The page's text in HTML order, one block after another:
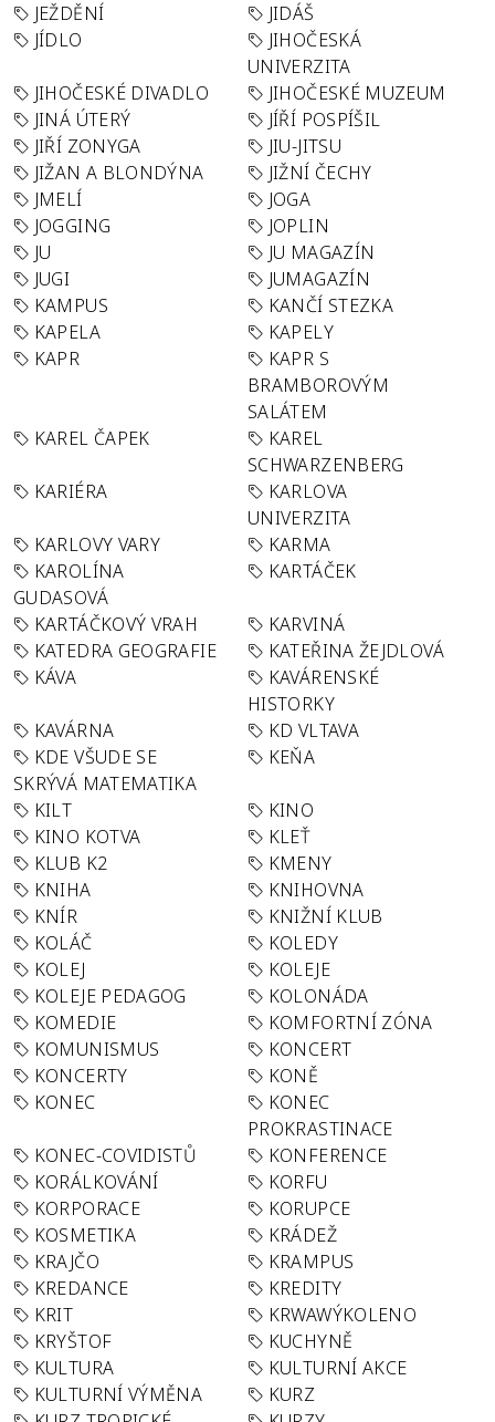
JEŽDĚNÍ
JIDÁŠ
JÍDLO
JIHOČESKÁ
UNIVERZITA
JIHOČESKÉ DIVADLO
JIHOČESKÉ MUZEUM
JINÁ ÚTERÝ
JÍŘÍ POSPÍŠIL
JIŘÍ ZONYGA
JIU-JITSU
JIŽAN A BLONDÝNA
JIŽNÍ ČECHY
JMELÍ
JOGA
JOGGING
JOPLIN
JU
JU MAGAZÍN
JUGI
JUMAGAZÍN
KAMPUS
KANČÍ STEZKA
KAPELA
KAPELY
KAPR
KAPR S
BRAMBOROVÝM
SALÁTEM
KAREL ČAPEK
KAREL
SCHWARZENBERG
KARIÉRA
KARLOVA
UNIVERZITA
KARLOVY VARY
KARMA
KAROLÍNA
GUDASOVÁ
KARTÁČEK
KARTÁČKOVÝ VRAH
KARVINÁ
KATEDRA GEOGRAFIE
KATEŘINA ŽEJDLOVÁ
KÁVA
KAVÁRENSKÉ
HISTORKY
KAVÁRNA
KD VLTAVA
KDE VŠUDE SE
SKRÝVÁ MATEMATIKA
KEŇA
KILT
KINO
KINO KOTVA
KLEŤ
KLUB K2
KMENY
KNIHA
KNIHOVNA
KNÍR
KNIŽNÍ KLUB
KOLÁČ
KOLEDY
KOLEJ
KOLEJE
KOLEJE PEDAGOG
KOLONÁDA
KOMEDIE
KOMFORTNÍ ZÓNA
KOMUNISMUS
KONCERT
KONCERTY
KONĚ
KONEC
KONEC
PROKRASTINACE
KONEC-COVIDISTŮ
KONFERENCE
KORÁLKOVÁNÍ
KORFU
KORPORACE
KORUPCE
KOSMETIKA
KRÁDEŽ
KRAJČO
KRAMPUS
KREDANCE
KREDITY
KRIT
KRWAWÝKOLENO
KRYŠTOF
KUCHYNĚ
KULTURA
KULTURNÍ AKCE
KULTURNÍ VÝMĚNA
KURZ